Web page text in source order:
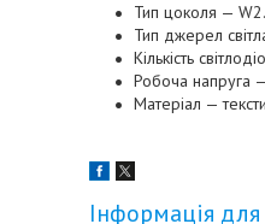
Тип цоколя —
Тип джерел
Кількість
Робоча напруга
Матеріал —
Інформація